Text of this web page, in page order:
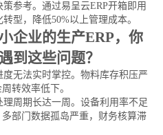
参考。通过易呈云ERP开箱即用
型，降低50%以上管理成本。
企业的生产ERP，你
到这些问题？
无法实时掌控。物料库存积压严
转效率低下。
周期长达一周。设备利用率不足
部门数据孤岛严重，财务核算滞